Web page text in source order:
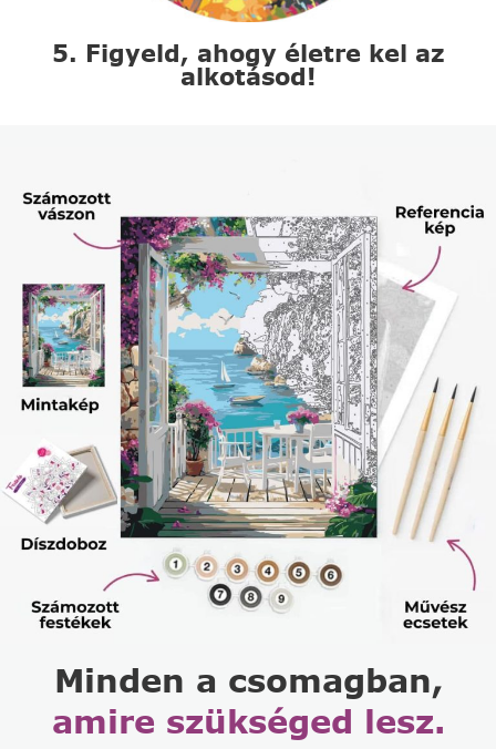
5. Figyeld, ahogy életre kel az
alkotásod!
Minden a csomagban,
amire szükséged lesz.